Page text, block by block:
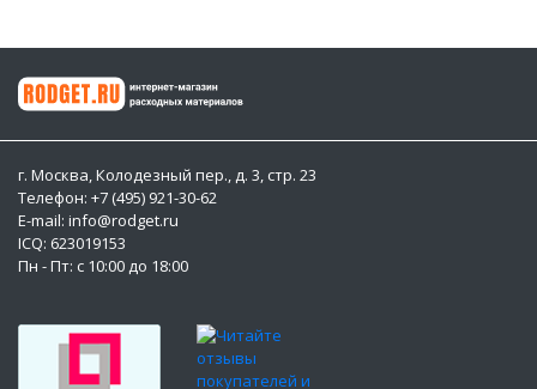
г. Москва, Колодезный пер., д. 3, стр. 23
Телефон: +7 (495) 921-30-62
E-mail: info@rodget.ru
ICQ: 623019153
Пн - Пт: с 10:00 до 18:00